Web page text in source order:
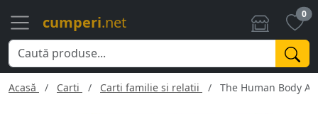
cumperi.net 0
Acasă Carti Carti familie si relatii The Human Body